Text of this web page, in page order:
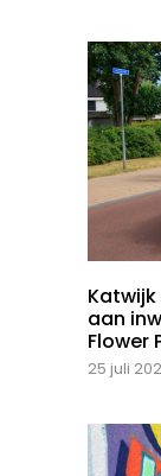
aan
Flower
25 juli